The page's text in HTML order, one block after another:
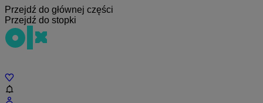
Przejdź do głównej części
Przejdź do stopki